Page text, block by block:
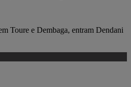
Toure e Dembaga, entram Dendani